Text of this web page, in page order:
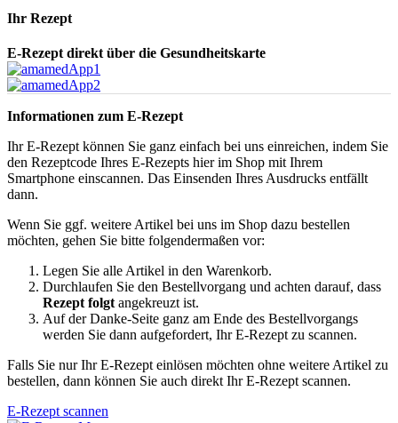
Ihr Rezept
E-Rezept direkt über die Gesundheitskarte
Informationen zum E-Rezept
Ihr E-Rezept können Sie ganz einfach bei uns einreichen, indem Sie
den Rezeptcode Ihres E-Rezepts hier im Shop mit Ihrem
Smartphone einscannen. Das Einsenden Ihres Ausdrucks entfällt
dann.
Wenn Sie ggf. weitere Artikel bei uns im Shop dazu bestellen
möchten, gehen Sie bitte folgendermaßen vor:
Legen Sie alle Artikel in den Warenkorb.
Durchlaufen Sie den Bestellvorgang und achten darauf, dass
Rezept folgt angekreuzt ist.
Auf der Danke-Seite ganz am Ende des Bestellvorgangs
werden Sie dann aufgefordert, Ihr E-Rezept zu scannen.
Falls Sie nur Ihr E-Rezept einlösen möchten ohne weitere Artikel zu
bestellen, dann können Sie auch direkt Ihr E-Rezept scannen.
E-Rezept scannen